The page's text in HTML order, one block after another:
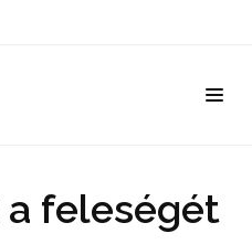
feleségét